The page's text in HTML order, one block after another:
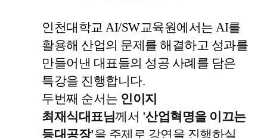
인천대학교 AI/SW교육원에서는 AI를
활용해 산업의 문제를 해결하고 성과를
만들어낸 대표들의 성공 사례를 담은
특강을 진행합니다.
두번째 순서는 인이지
최재식대표님께서 '산업혁명을 이끄는
등대공장'을 주제로 강연을 진행하실